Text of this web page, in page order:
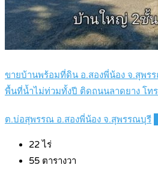
ขายบ้านพร้อมที่ดิน อ.สองพี่น้อง จ.สุพร
พื้นที่น้ำไม่ท่วมทั้งปี ติดถนนลาดยาง โท
ต.บ่อสุพรรณ อ.สองพี่น้อง จ.สุพรรณบุรี
22 ไร่
55 ตารางวา